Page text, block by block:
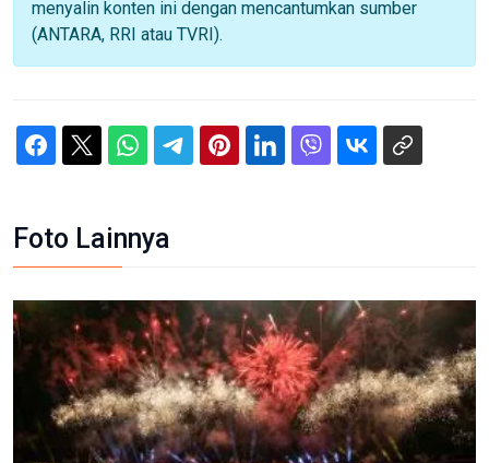
menyalin konten ini dengan mencantumkan sumber
(ANTARA, RRI atau TVRI).
Foto Lainnya